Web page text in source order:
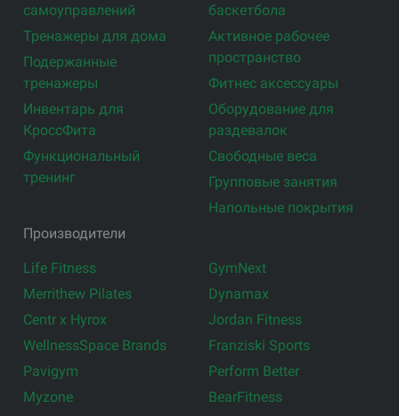
самоуправлений
Тренажеры для дома
Подержанные
тренажеры
Инвентарь для
КроссФита
Функциональный
тренинг
баскетбола
Активное рабочее
пространство
Фитнес аксессуары
Оборудование для
раздевалок
Свободные веса
Групповые занятия
Напольные покрытия
Производители
Life Fitness
Merrithew Pilates
Centr x Hyrox
WellnessSpace Brands
Pavigym
Myzone
GymNext
Dynamax
Jordan Fitness
Franziski Sports
Perform Better
BearFitness